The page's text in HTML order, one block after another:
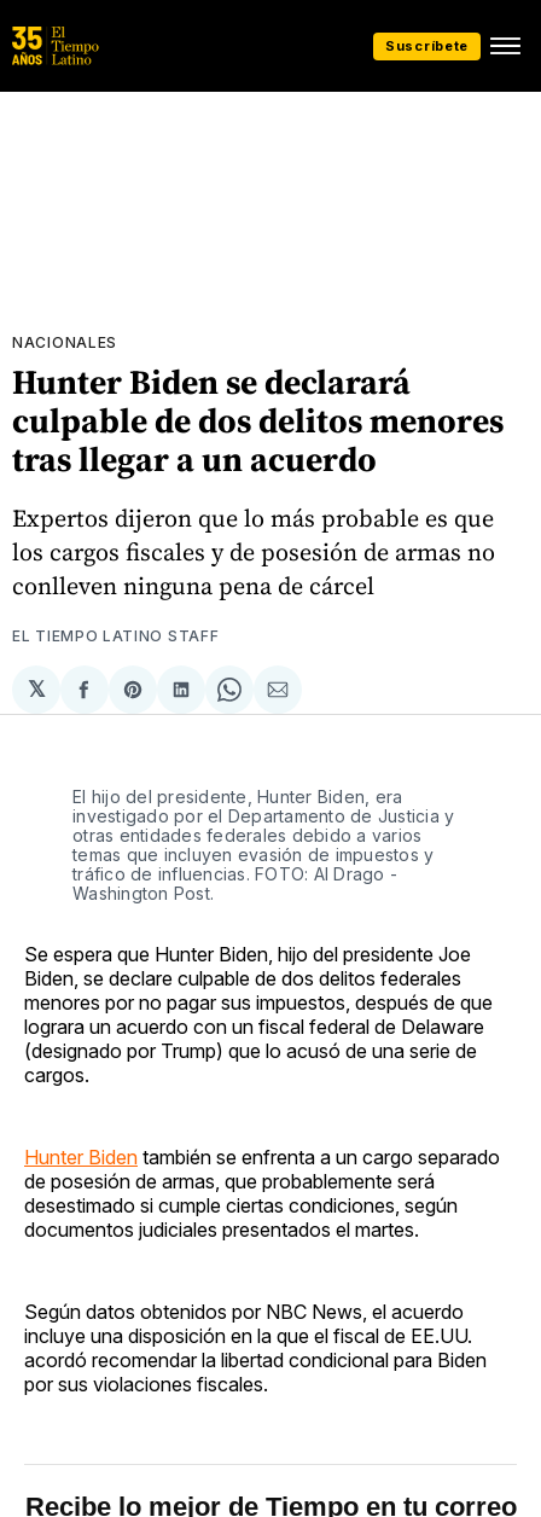
Suscríbete
NACIONALES
Hunter Biden se declarará
culpable de dos delitos menores
tras llegar a un acuerdo
Expertos dijeron que lo más probable es que
los cargos fiscales y de posesión de armas no
conlleven ninguna pena de cárcel
EL TIEMPO LATINO STAFF
𝕏
Compartir
en
Share
on
Compartir
en
Share
on
Compartir
via
El hijo del presidente, Hunter Biden, era
investigado por el Departamento de Justicia y
otras entidades federales debido a varios
temas que incluyen evasión de impuestos y
tráfico de influencias. FOTO: Al Drago -
Washington Post.
Se espera que Hunter Biden, hijo del presidente Joe
Biden, se declare culpable de dos delitos federales
menores por no pagar sus impuestos, después de que
lograra un acuerdo con un fiscal federal de Delaware
(designado por Trump) que lo acusó de una serie de
cargos.
Hunter Biden también se enfrenta a un cargo separado
de posesión de armas, que probablemente será
desestimado si cumple ciertas condiciones, según
documentos judiciales presentados el martes.
Según datos obtenidos por NBC News, el acuerdo
incluye una disposición en la que el fiscal de EE.UU.
acordó recomendar la libertad condicional para Biden
por sus violaciones fiscales.
Recibe lo mejor de Tiempo en tu correo